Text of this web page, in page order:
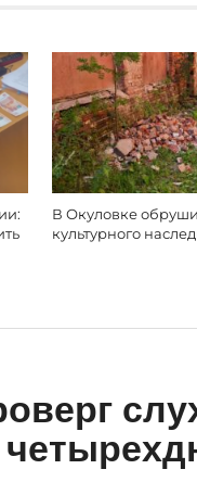
В Окуловке
культурного